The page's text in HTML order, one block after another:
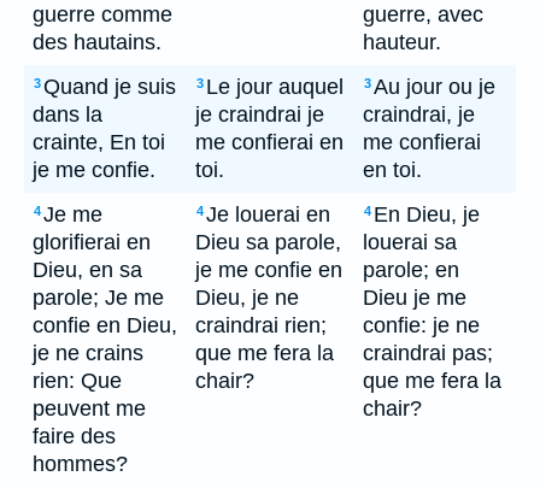
guerre comme
des hautains.
guerre, avec
hauteur.
3Quand je suis
dans la
crainte, En toi
je me confie.
3 Le jour auquel
je craindrai je
me confierai en
toi.
3Au jour ou je
craindrai, je
me confierai
en toi.
4Je me
glorifierai en
Dieu, en sa
parole; Je me
confie en Dieu,
je ne crains
rien: Que
peuvent me
faire des
hommes?
4Je louerai en
Dieu sa parole,
je me confie en
Dieu, je ne
craindrai rien;
que me fera la
chair?
4 En Dieu, je
louerai sa
parole; en
Dieu je me
confie: je ne
craindrai pas;
que me fera la
chair?